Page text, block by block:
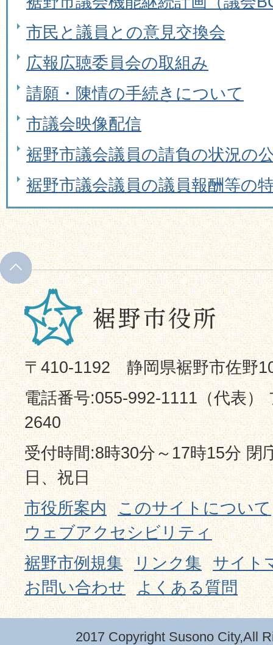
市民と議員との意見交換会
広報広聴委員会の取組み
請願・陳情の手続きについて
市議会映像配信
裾野市議会議員の請負の状況の
裾野市議会議員の議員報酬等の
〒410-1192 静岡県裾野市佐野
電話番号:055-992-1111（代表）
2640
受付時間:8時30分～17時15分 閉
日、祝日
市役所案内
このサイトについて
ウェブアクセシビリティ
裾野市例規集
リンク集
サイト
お問い合わせ
よくある質問
2017 Copyright Susono City,All